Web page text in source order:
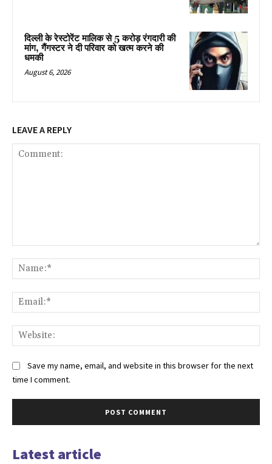
दिल्ली के रेस्टोरेंट मालिक से 5 करोड़ रंगदारी की
मांग, गैंगस्टर ने दी परिवार को खत्म करने की
धमकी
August 6, 2026
LEAVE A REPLY
Save my name, email, and website in this browser for the next
time I comment.
Latest article